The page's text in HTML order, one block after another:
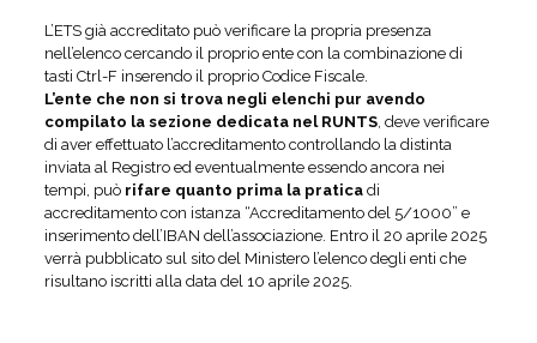
L’ETS già accreditato può verificare la propria presenza
nell’elenco cercando il proprio ente con la combinazione di
tasti Ctrl-F inserendo il proprio Codice Fiscale.
L’ente che non si trova negli elenchi pur avendo
compilato la sezione dedicata nel RUNTS, deve verificare
di aver effettuato l’accreditamento controllando la distinta
inviata al Registro ed eventualmente essendo ancora nei
tempi, può rifare quanto prima la praticadi
accreditamento con istanza “Accreditamento del 5/1000” e
inserimento dell’IBAN dell’associazione. Entro il 20 aprile 2025
verrà pubblicato sul sito del Ministero l’elenco degli enti che
risultano iscritti alla data del 10 aprile 2025.